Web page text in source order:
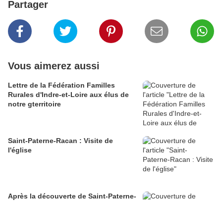
Partager
Vous aimerez aussi
Lettre de la Fédération Familles
Rurales d'Indre-et-Loire aux élus de
notre gterritoire
Saint-Paterne-Racan : Visite de
l'église
Après la découverte de Saint-Paterne-